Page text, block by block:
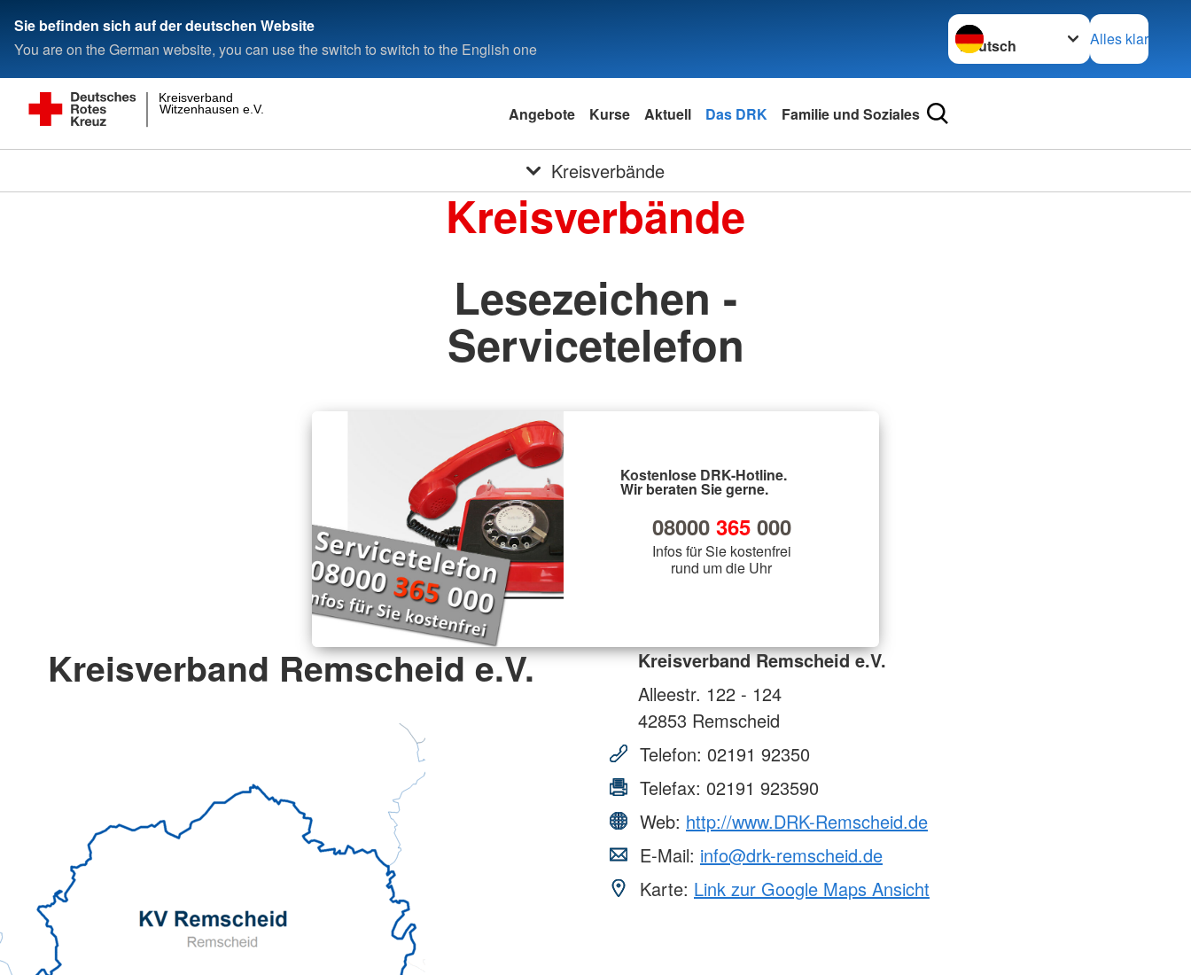
Sie befinden sich auf der deutschen Website
You are on the German website, you can use the switch to switch to the English one
Sprache wechseln zu
Alles klar
Witzenhausen e.V.
Kreisverband
Angebote Kurse Aktuell Das DRK Familie und Soziales
Kreisverbände
Kreisverbände
Lesezeichen -
Servicetelefon
Kostenlose DRK-Hotline.
Wir beraten Sie gerne.
08000 365000
Infos für Sie kostenfrei
rund um die Uhr
Kreisverband Remscheid e.V.
Kreisverband Remscheid e.V.
Alleestr. 122 - 124
42853 Remscheid
Telefon: 02191 92350
Telefax: 02191 923590
Web: http://www.DRK-Remscheid.de
E-Mail: info@drk-remscheid.de
Karte: Link zur Google Maps Ansicht